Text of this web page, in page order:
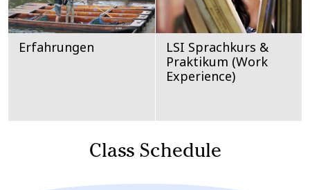
Erfahrungen
LSI Sprachkurs &
Praktikum (Work
Experience)
Class Schedule